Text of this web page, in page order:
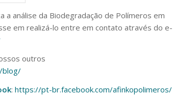
a análise da Biodegradação de Polímeros em
em realizá-lo entre em contato através do e-
outros
blog/
: https://pt-br.facebook.com/afinkopolimeros/